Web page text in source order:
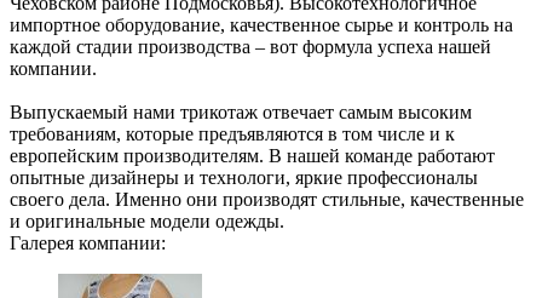
импортное оборудование, качественное сырье и контроль на
каждой стадии производства – вот формула успеха нашей
компании.
Выпускаемый нами трикотаж отвечает самым высоким
требованиям, которые предъявляются в том числе и к
европейским производителям. В нашей команде работают
опытные дизайнеры и технологи, яркие профессионалы
своего дела. Именно они производят стильные, качественные
и оригинальные модели одежды.
Галерея компании: